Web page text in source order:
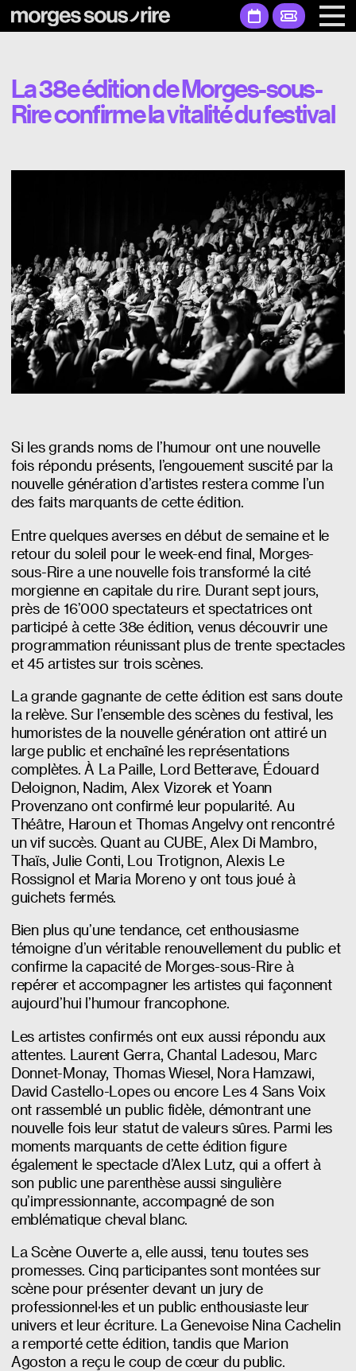
La 38e édition de Morges-sous-
Rire confirme la vitalité du festival
Si les grands noms de l’humour ont une nouvelle
fois répondu présents, l’engouement suscité par la
nouvelle génération d’artistes restera comme l’un
des faits marquants de cette édition.
Entre quelques averses en début de semaine et le
retour du soleil pour le week-end final, Morges-
sous-Rire a une nouvelle fois transformé la cité
morgienne en capitale du rire. Durant sept jours,
près de 16’000 spectateurs et spectatrices ont
participé à cette 38e édition, venus découvrir une
programmation réunissant plus de trente spectacles
et 45 artistes sur trois scènes.
La grande gagnante de cette édition est sans doute
la relève. Sur l’ensemble des scènes du festival, les
humoristes de la nouvelle génération ont attiré un
large public et enchaîné les représentations
complètes. À La Paille, Lord Betterave, Édouard
Deloignon, Nadim, Alex Vizorek et Yoann
Provenzano ont confirmé leur popularité. Au
Théâtre, Haroun et Thomas Angelvy ont rencontré
un vif succès. Quant au CUBE, Alex Di Mambro,
Thaïs, Julie Conti, Lou Trotignon, Alexis Le
Rossignol et Maria Moreno y ont tous joué à
guichets fermés.
Bien plus qu’une tendance, cet enthousiasme
témoigne d’un véritable renouvellement du public et
confirme la capacité de Morges-sous-Rire à
repérer et accompagner les artistes qui façonnent
aujourd’hui l’humour francophone.
Les artistes confirmés ont eux aussi répondu aux
attentes. Laurent Gerra, Chantal Ladesou, Marc
Donnet-Monay, Thomas Wiesel, Nora Hamzawi,
David Castello-Lopes ou encore Les 4 Sans Voix
ont rassemblé un public fidèle, démontrant une
nouvelle fois leur statut de valeurs sûres. Parmi les
moments marquants de cette édition figure
également le spectacle d’Alex Lutz, qui a offert à
son public une parenthèse aussi singulière
qu’impressionnante, accompagné de son
emblématique cheval blanc.
La Scène Ouverte a, elle aussi, tenu toutes ses
promesses. Cinq participantes sont montées sur
scène pour présenter devant un jury de
professionnel·les et un public enthousiaste leur
univers et leur écriture. La Genevoise Nina Cachelin
a remporté cette édition, tandis que Marion
Agoston a reçu le coup de cœur du public.